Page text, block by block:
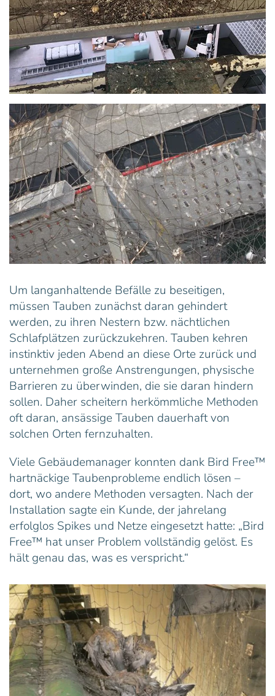
Vergrößern
Vergrößern
Um langanhaltende Befälle zu beseitigen,
müssen Tauben zunächst daran gehindert
werden, zu ihren Nestern bzw. nächtlichen
Schlafplätzen zurückzukehren. Tauben kehren
instinktiv jeden Abend an diese Orte zurück und
unternehmen große Anstrengungen, physische
Barrieren zu überwinden, die sie daran hindern
sollen. Daher scheitern herkömmliche Methoden
oft daran, ansässige Tauben dauerhaft von
solchen Orten fernzuhalten.
Viele Gebäudemanager konnten dank Bird Free™
hartnäckige Taubenprobleme endlich lösen –
dort, wo andere Methoden versagten. Nach der
Installation sagte ein Kunde, der jahrelang
erfolglos Spikes und Netze eingesetzt hatte: „Bird
Free™ hat unser Problem vollständig gelöst. Es
hält genau das, was es verspricht.“